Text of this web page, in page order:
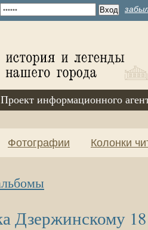
Проект информационного
Фотографии Колонки
Дзержинскому